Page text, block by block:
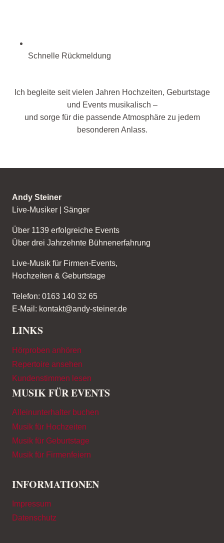
Schnelle Rückmeldung
Ich begleite seit vielen Jahren Hochzeiten, Geburtstage
und Events musikalisch –
und sorge für die passende Atmosphäre zu jedem
besonderen Anlass.
Andy Steiner
Live-Musiker | Sänger
Über 1139 erfolgreiche Events
Über drei Jahrzehnte Bühnenerfahrung
Live-Musik für Firmen-Events,
Hochzeiten & Geburtstage
Telefon: 0163 140 32 65
E-Mail: kontakt@andy-steiner.de
LINKS
Hörproben anhören
Repertoire ansehen
Kundenstimmen lesen
MUSIK FÜR EVENTS
Alleinunterhalter buchen
Musik für Hochzeiten
Musik für Geburtstage
Musik für Firmenfeiern
INFORMATIONEN
Impressum
Datenschutz